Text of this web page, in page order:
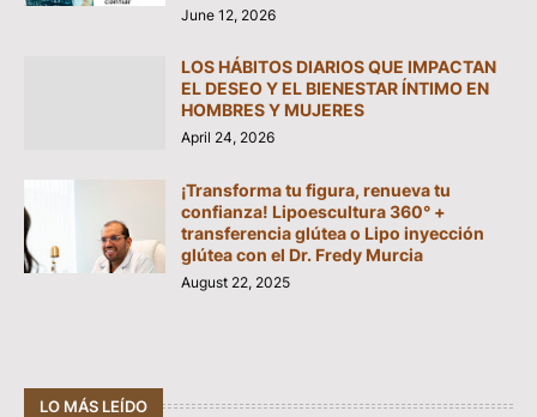
June 12, 2026
LOS HÁBITOS DIARIOS QUE IMPACTAN
EL DESEO Y EL BIENESTAR ÍNTIMO EN
HOMBRES Y MUJERES
April 24, 2026
¡Transforma tu figura, renueva tu
confianza! Lipoescultura 360° +
transferencia glútea o Lipo inyección
glútea con el Dr. Fredy Murcia
August 22, 2025
LO MÁS LEÍDO